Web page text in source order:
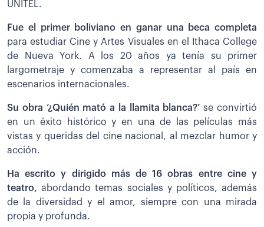
UNITEL.
Fue el primer boliviano en ganar una beca completa
para estudiar Cine y Artes Visuales en el Ithaca College
de Nueva York. A los 20 años ya tenía su primer
largometraje y comenzaba a representar al país en
escenarios internacionales.
Su obra ‘¿Quién mató a la llamita blanca?’se convirtió
en un éxito histórico y en una de las películas más
vistas y queridas del cine nacional, al mezclar humor y
acción.
Ha escrito y dirigido más de 16 obras entre cine y
teatro, abordando temas sociales y políticos, además
de la diversidad y el amor, siempre con una mirada
propia y profunda.